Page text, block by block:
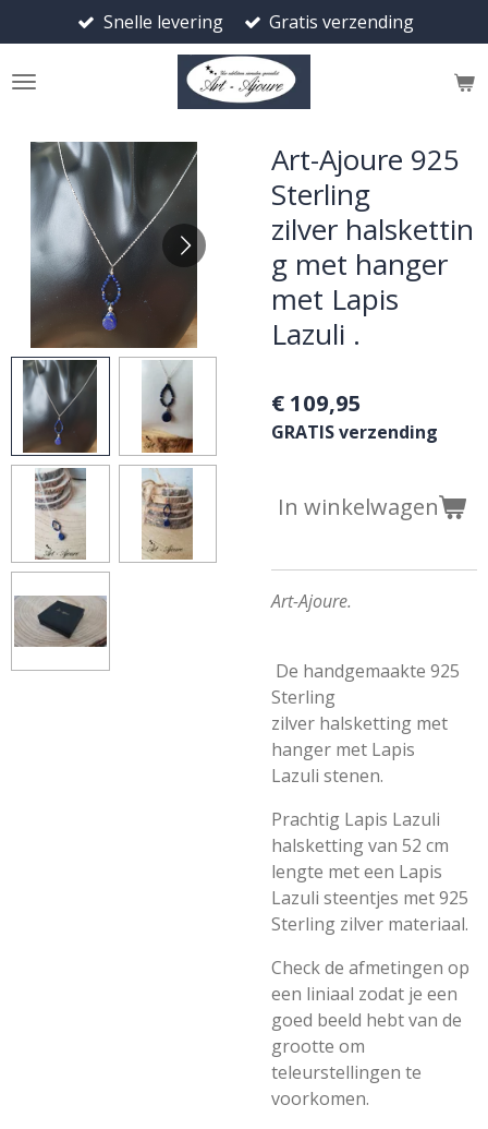
direct
naar
Snelle levering Gratis verzending
Art-Ajoure 925
Sterling
zilver halskettin
g met hanger
met Lapis
Lazuli .
€ 109,95
GRATIS verzending
In winkelwagen
Art-Ajoure.
De handgemaakte 925
Sterling
zilver halsketting met
hanger met Lapis
Lazuli stenen.
Prachtig Lapis Lazuli
halsketting van 52 cm
lengte met een Lapis
Lazuli steentjes met925
Sterling zilver materiaal.
Check de afmetingen op
een liniaal zodat je een
goed beeld hebt van de
grootte om
teleurstellingen te
voorkomen.